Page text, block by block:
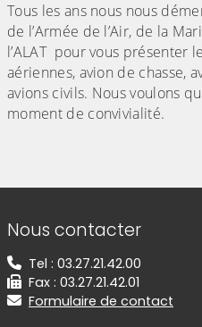
Tous les ans nous nous
de l’Armée de l’Air, de la
l’ALAT pour vous présenter
aériennes, avion de chasse,
avions civils. Nous voulons
moment de convivialité.
Informations de
Nous contacter
Tel : 03.27.21.42.00
Fax : 03.27.21.42.01
Formulaire de contact